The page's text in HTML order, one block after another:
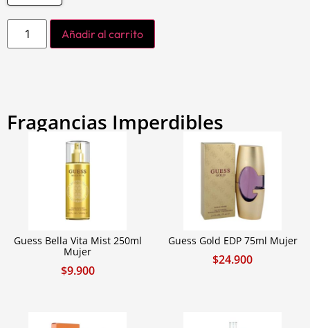
Añadir al carrito
Fragancias Imperdibles
Guess Bella Vita Mist 250ml
Mujer
$9.900
Guess Gold EDP 75ml Mujer
$24.900